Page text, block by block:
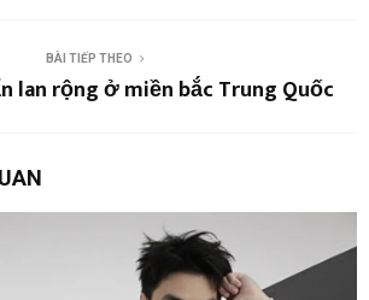
BÀI TIẾP THEO
lan rộng ở miền bắc Trung Quốc